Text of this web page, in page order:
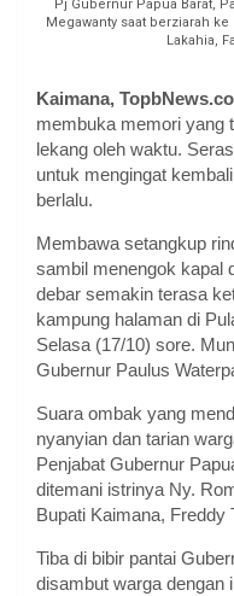
Pj Gubernur Papua Barat,
Megawanty saat berziarah
Lakahia,
Kaimana,
membuka memori yang
lekang oleh waktu.
untuk mengingat
berlalu.
Membawa setangkup
sambil menengok kapal
debar semakin terasa
kampung halaman di
Selasa (17/10) sore.
Gubernur Paulus
Suara ombak yang
nyanyian dan tarian
Penjabat Gubernur
ditemani istrinya Ny.
Bupati Kaimana, Freddy
Tiba di bibir pantai
disambut warga dengan